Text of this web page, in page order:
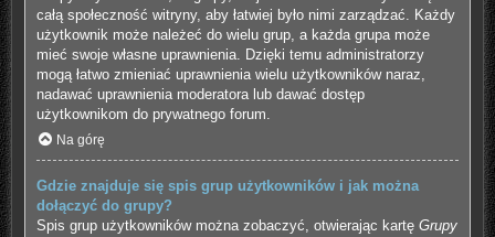
całą społeczność witryny, aby łatwiej było nimi zarządzać. Każdy
użytkownik może należeć do wielu grup, a każda grupa może
mieć swoje własne uprawnienia. Dzięki temu administratorzy
mogą łatwo zmieniać uprawnienia wielu użytkowników naraz,
nadawać uprawnienia moderatora lub dawać dostęp
użytkownikom do prywatnego forum.
Na górę
Gdzie znajduje się spis grup użytkowników i jak można
dołączyć do grupy?
Spis grup użytkowników można zobaczyć, otwierając kartę Grupy